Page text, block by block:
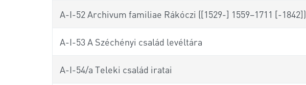
A-I-52 Archivum familiae Rákóczi ([1529-] 1559–1711 [-1842])
A-I-53 A Széchényi család levéltára
A-I-54/a Teleki család iratai